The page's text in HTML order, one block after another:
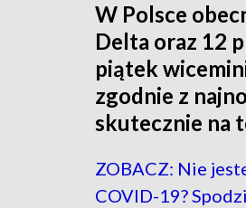
W Polsce
Delta oraz 12
piątek
zgodnie z
skutecznie na
ZOBACZ: Nie
COVID-19?